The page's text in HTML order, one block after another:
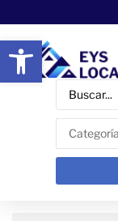
Abrir barra de